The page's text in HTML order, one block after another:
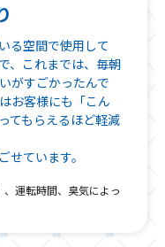
る空間で使用して
、これまでは、毎朝
がすごかったんで
お客様にも「こん
てもらえるほど軽減
せています。
運転時間、臭気によっ